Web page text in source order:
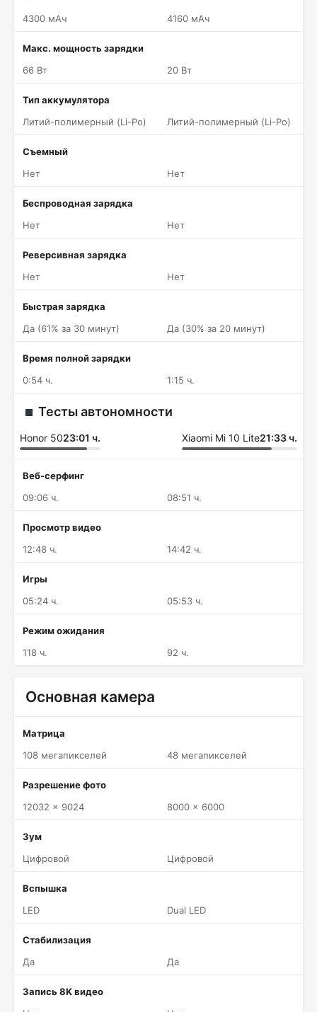
4300 мАч
4160 мАч
Макс. мощность зарядки
66 Вт
20 Вт
Тип аккумулятора
Литий-полимерный (Li-Po)
Литий-полимерный (Li-Po)
Съемный
Нет
Нет
Беспроводная зарядка
Нет
Нет
Реверсивная зарядка
Нет
Нет
Быстрая зарядка
Да (61% за 30 минут)
Да (30% за 20 минут)
Время полной зарядки
0:54 ч.
1:15 ч.
Тесты автономности
Honor 5023:01 ч. Xiaomi Mi 10 Lite21:33 ч.
Веб-серфинг
09:06 ч.
08:51 ч.
Просмотр видео
12:48 ч.
14:42 ч.
Игры
05:24 ч.
05:53 ч.
Режим ожидания
118 ч.
92 ч.
Основная камера
Матрица
108 мегапикселей
48 мегапикселей
Разрешение фото
12032 x 9024
8000 x 6000
Зум
Цифровой
Цифровой
Вспышка
LED
Dual LED
Стабилизация
Да
Да
Запись 8K видео